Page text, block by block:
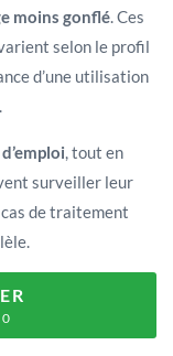
moins gonflé. Ces
selon le profil
d’une utilisation
, tout en
surveiller leur
cas de traitement